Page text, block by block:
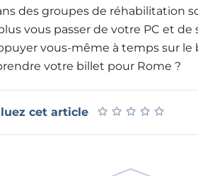
des groupes de réhabilitation
vous passer de votre PC et
vous-même à temps sur le
votre billet pour Rome ?
cet article ★ ★ ★ ★ ★
★ ★ ★ ★ ★